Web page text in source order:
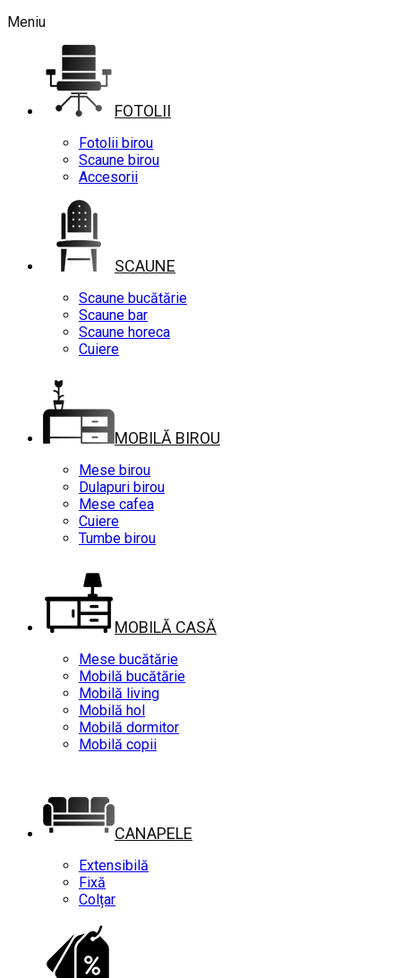
Meniu
FOTOLII
Fotolii birou
Scaune birou
Accesorii
SCAUNE
Scaune bucătărie
Scaune bar
Scaune horeca
Cuiere
MOBILĂ BIROU
Mese birou
Dulapuri birou
Mese cafea
Cuiere
Tumbe birou
MOBILĂ CASĂ
Mese bucătărie
Mobilă bucătărie
Mobilă living
Mobilă hol
Mobilă dormitor
Mobilă copii
CANAPELE
Extensibilă
Fixă
Colțar